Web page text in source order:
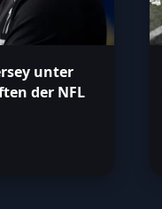
unter
der NFL